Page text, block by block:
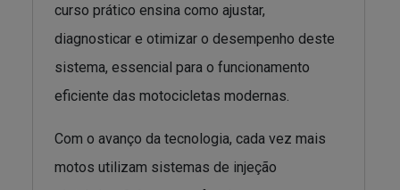
curso prático ensina como ajustar,
diagnosticar e otimizar o desempenho deste
sistema, essencial para o funcionamento
eficiente das motocicletas modernas.
Com o avanço da tecnologia, cada vez mais
motos utilizam sistemas de injeção